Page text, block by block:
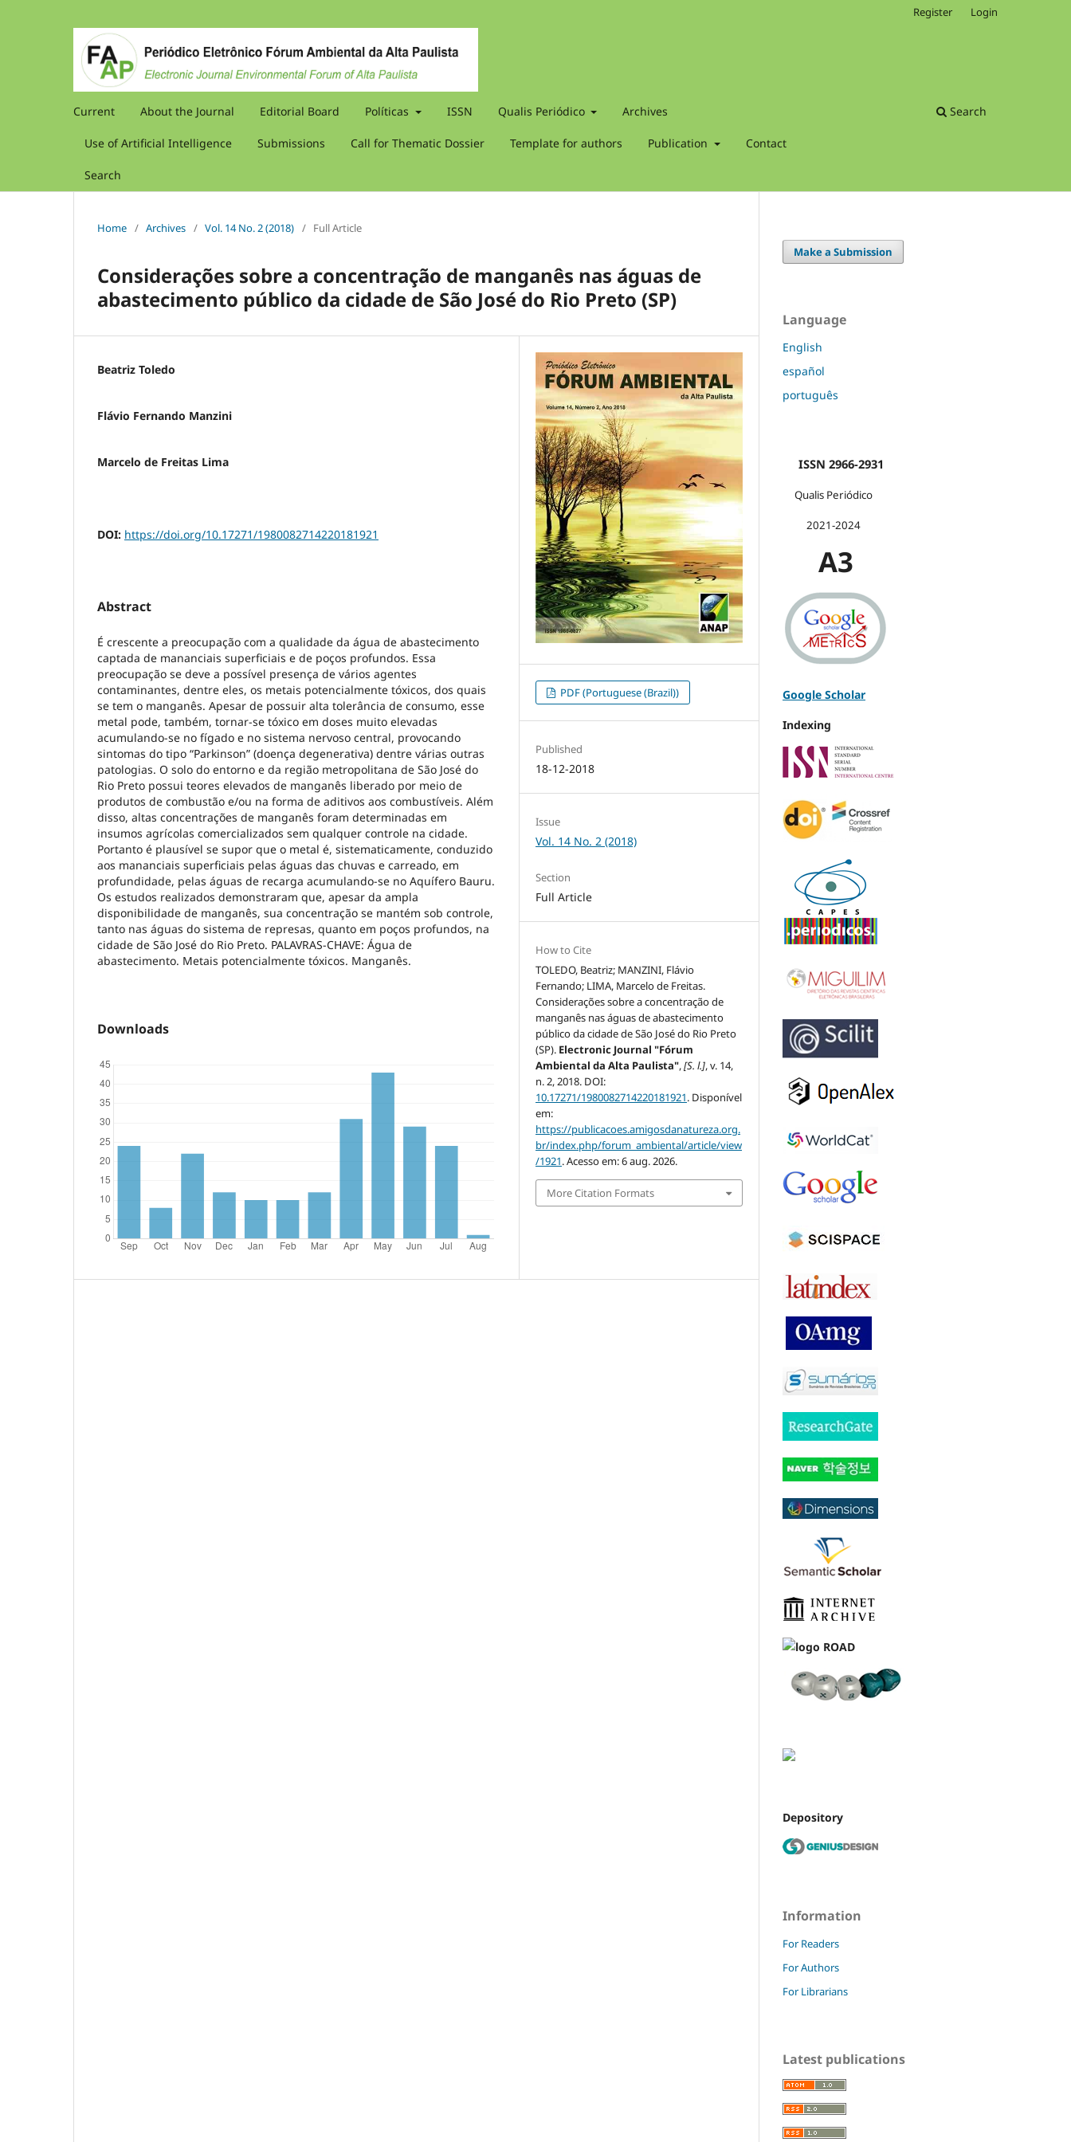
Current About the Journal Editorial Board Políticas ISSN Qualis Periódico Archives
Use of Artificial Intelligence Submissions Call for Thematic Dossier Template for authors Publication Contact
Search
Search
Register Login
Home / Archives / Vol. 14 No. 2 (2018) / Full Article
Considerações sobre a concentração de manganês nas águas de
abastecimento público da cidade de São José do Rio Preto (SP)
Beatriz Toledo
Flávio Fernando Manzini
Marcelo de Freitas Lima
DOI: https://doi.org/10.17271/1980082714220181921
Abstract
É crescente a preocupação com a qualidade da água de abastecimento
captada de mananciais superficiais e de poços profundos. Essa
preocupação se deve a possível presença de vários agentes
contaminantes, dentre eles, os metais potencialmente tóxicos, dos quais
se tem o manganês. Apesar de possuir alta tolerância de consumo, esse
metal pode, também, tornar-se tóxico em doses muito elevadas
acumulando-se no fígado e no sistema nervoso central, provocando
sintomas do tipo “Parkinson” (doença degenerativa) dentre várias outras
patologias. O solo do entorno e da região metropolitana de São José do
Rio Preto possui teores elevados de manganês liberado por meio de
produtos de combustão e/ou na forma de aditivos aos combustíveis. Além
disso, altas concentrações de manganês foram determinadas em
insumos agrícolas comercializados sem qualquer controle na cidade.
Portanto é plausível se supor que o metal é, sistematicamente, conduzido
aos mananciais superficiais pelas águas das chuvas e carreado, em
profundidade, pelas águas de recarga acumulando-se no Aquífero Bauru.
Os estudos realizados demonstraram que, apesar da ampla
disponibilidade de manganês, sua concentração se mantém sob controle,
tanto nas águas do sistema de represas, quanto em poços profundos, na
cidade de São José do Rio Preto. PALAVRAS-CHAVE: Água de
abastecimento. Metais potencialmente tóxicos. Manganês.
Downloads
PDF (Portuguese (Brazil))
Published
18-12-2018
Issue
Vol. 14 No. 2 (2018)
Section
Full Article
How to Cite
TOLEDO, Beatriz; MANZINI, Flávio
Fernando; LIMA, Marcelo de Freitas.
Considerações sobre a concentração de
manganês nas águas de abastecimento
público da cidade de São José do Rio Preto
(SP). Electronic Journal "Fórum
Ambiental da Alta Paulista",[S. l.], v. 14,
n. 2, 2018. DOI:
10.17271/1980082714220181921. Disponível
em:
https://publicacoes.amigosdanatureza.org.
br/index.php/forum_ambiental/article/view
/1921. Acesso em: 6 aug. 2026.
More Citation Formats
Make a Submission
Language
English
español
português
ISSN 2966-2931
Qualis Periódico
2021-2024
A3
Google Scholar
Indexing
Depository
Information
For Readers
For Authors
For Librarians
Latest publications